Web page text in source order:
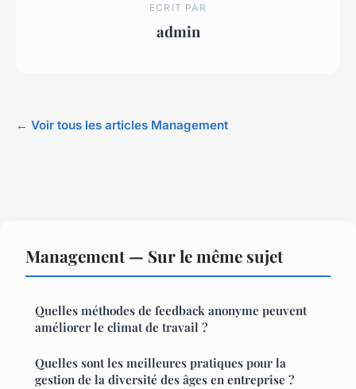
ECRIT PAR
admin
← Voir tous les articles Management
Management — Sur le même sujet
Quelles méthodes de feedback anonyme peuvent
améliorer le climat de travail ?
Quelles sont les meilleures pratiques pour la
gestion de la diversité des âges en entreprise ?